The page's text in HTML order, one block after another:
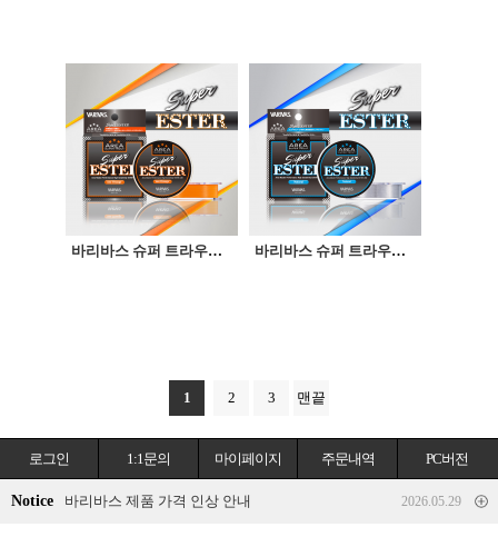
바리바스 슈퍼 트라우트 에리어 슈퍼 에스테르 네오 오렌지 바리바스 슈퍼 트라우트 에리어 슈퍼 에스테르 네츄럴
1 2 3 맨끝
로그인 1:1문의 마이페이지 주문내역 PC버전
Notice 바리바스 제품 가격 인상 안내 2026.05.29